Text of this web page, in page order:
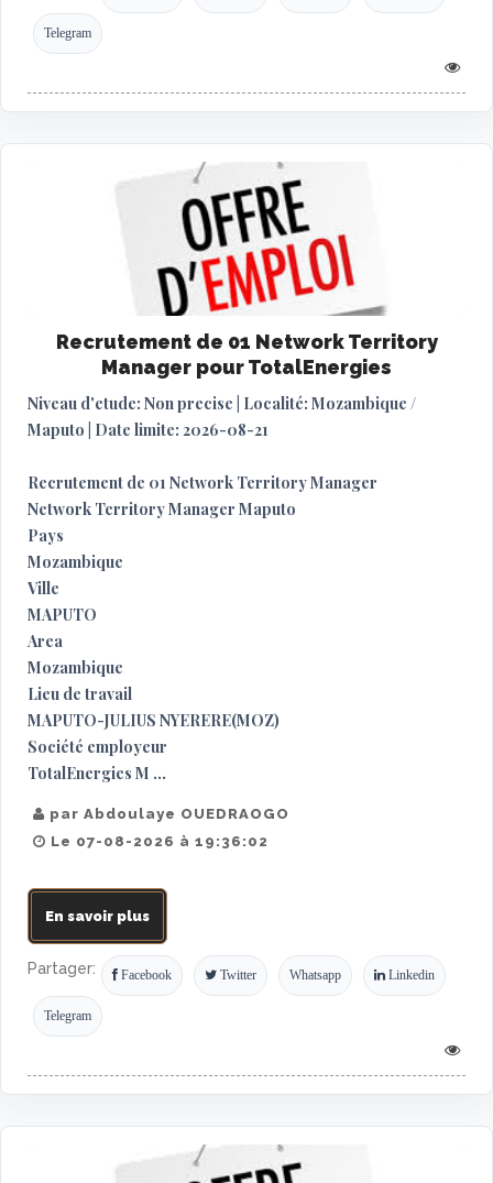
Telegram
Recrutement de 01 Network Territory
Manager pour TotalEnergies
Niveau d'etude: Non precise | Localité: Mozambique /
Maputo | Date limite: 2026-08-21
Recrutement de 01 Network Territory Manager
Network Territory Manager Maputo
Pays
Mozambique
Ville
MAPUTO
Area
Mozambique
Lieu de travail
MAPUTO-JULIUS NYERERE(MOZ)
Société employeur
TotalEnergies M ...
par Abdoulaye OUEDRAOGO
Le 07-08-2026 à 19:36:02
En savoir plus
Partager: Facebook Twitter Whatsapp Linkedin
Telegram